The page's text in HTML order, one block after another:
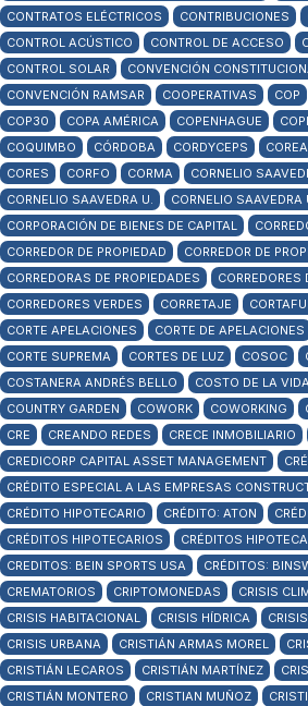
CONTRATOS ELÉCTRICOS
CONTRIBUCIONES
CONTROL ACÚSTICO
CONTROL DE ACCESO
CONTROL SOLAR
CONVENCIÓN
CONVENCIÓN RAMSAR
COOPERATIVAS COP
COP30
COPA AMÉRICA COPENHAGUE
COQUIMBO
CÓRDOBA CORDYCEPS COREA
CORES
CORFO CORMA
CORNELIO
CORNELIO SAAVEDRA U.
CORNELIO SAAVEDRA
CORPORACIÓN DE BIENES DE CAPITAL
CORREDOR DE PROPIEDAD
CORREDOR DE
CORREDORAS DE PROPIEDADES
CORREDORES
CORREDORES VERDES
CORRETAJE
CORTE APELACIONES
CORTE DE APELACIONES
CORTE SUPREMA
CORTES DE LUZ COSOC
COSTANERA ANDRÉS BELLO
COSTO DE LA
COUNTRY GARDEN
COWORK COWORKING
CRE
CREANDO REDES CRECE INMOBILIARIO
CREDICORP CAPITAL ASSET MANAGEMENT
CRÉDITO ESPECIAL A LAS EMPRESAS
CRÉDITO HIPOTECARIO
CRÉDITO: ATON
CRÉDITOS HIPOTECARIOS
CRÉDITOS
CREDITOS: BEIN SPORTS USA
CRÉDITOS:
CREMATORIOS
CRIPTOMONEDAS
CRISIS
CRISIS HABITACIONAL
CRISIS HÍDRICA
CRISIS URBANA
CRISTIÁN ARMAS MOREL
CRISTIÁN LECAROS
CRISTIÁN MARTÍNEZ
CRISTIÁN MONTERO
CRISTIAN MUÑOZ